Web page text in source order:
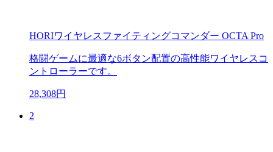
HORIワイヤレスファイティングコマンダー OCTA Pro
格闘ゲームに最適な6ボタン配置の高性能ワイヤレスコ
ントローラーです。
28,308円
2